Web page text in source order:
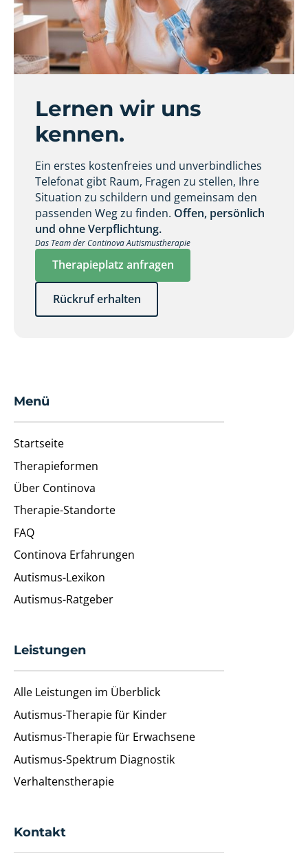
Lernen wir uns
kennen.
Ein erstes kostenfreies und unverbindliches
Telefonat gibt Raum, Fragen zu stellen, Ihre
Situation zu schildern und gemeinsam den
passenden Weg zu finden. Offen, persönlich
und ohne Verpflichtung.
Das Team der Continova Autismustherapie
Therapieplatz anfragen
Rückruf erhalten
Menü
Startseite
Therapieformen
Über Continova
Therapie-Standorte
FAQ
Continova Erfahrungen
Autismus-Lexikon
Autismus-Ratgeber
Leistungen
Alle Leistungen im Überblick
Autismus-Therapie für Kinder
Autismus-Therapie für Erwachsene
Autismus-Spektrum Diagnostik
Verhaltenstherapie
Kontakt